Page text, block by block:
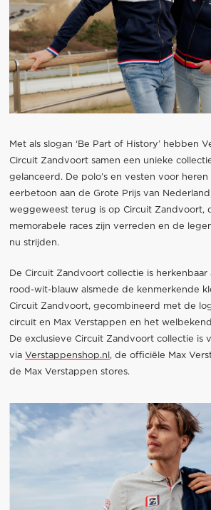
Met als slogan ‘Be Part of History’ hebben
Circuit Zandvoort samen een unieke
gelanceerd. De polo’s en vesten voor heren
eerbetoon aan de Grote Prijs van
weggeweest terug is op Circuit Zandvoort,
memorabele races zijn verreden en de
nu strijden.
De Circuit Zandvoort collectie is herkenbaar
rood-wit-blauw alsmede de kenmerkende
Circuit Zandvoort, gecombineerd met de
circuit en Max Verstappen en het
De exclusieve Circuit Zandvoort collectie is
via Verstappenshop.nl , de officiële Max
de Max Verstappen stores.